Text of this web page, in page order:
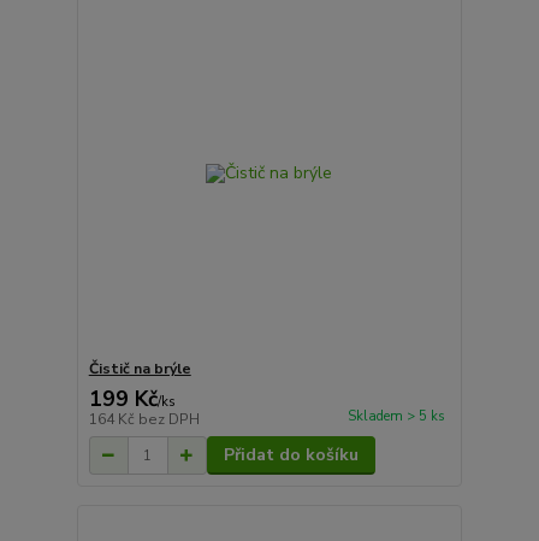
Čistič na brýle
199 Kč/ks
164 Kč bez DPH Skladem > 5 ks
Přidat do košíku